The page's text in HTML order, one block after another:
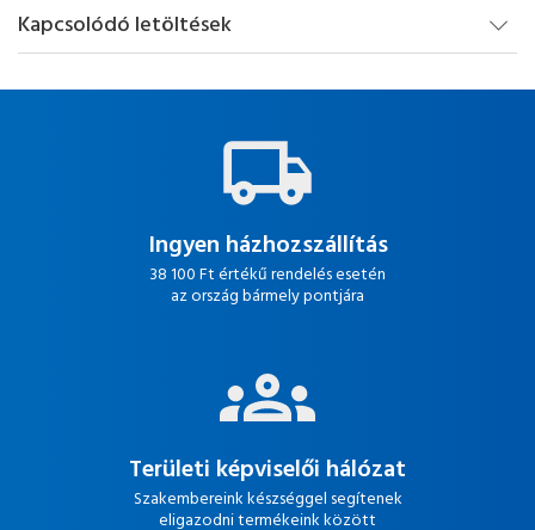
Kapcsolódó letöltések
Ingyen házhozszállítás
38 100 Ft értékű rendelés esetén
az ország bármely pontjára
Területi képviselői hálózat
Szakembereink készséggel segítenek
eligazodni termékeink között